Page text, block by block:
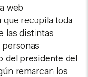
web
que recopila toda
las distintas
del presidente del
remarcan los